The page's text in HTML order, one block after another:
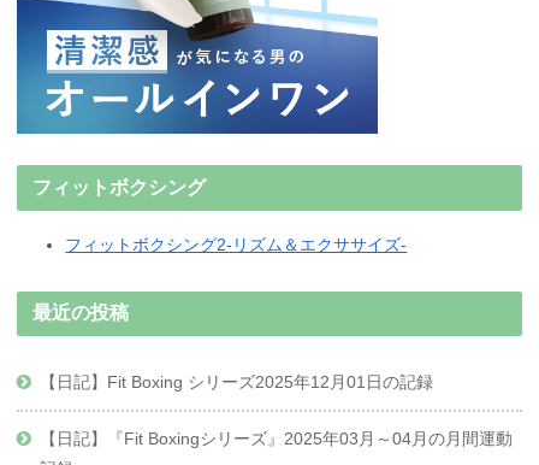
フィットボクシング
フィットボクシング2-リズム＆エクササイズ-
最近の投稿
【日記】Fit Boxing シリーズ2025年12月01日の記録
【日記】『Fit Boxingシリーズ』2025年03月～04月の月間運動